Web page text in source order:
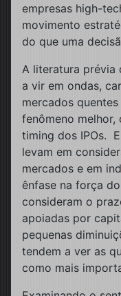
empresas high-
movimento
do que uma
A literatura prévia
a vir em ondas,
mercados
fenômeno melhor,
timing dos IPOs.
levam em
mercados e em
ênfase na força
consideram o
apoiadas por
pequenas
tendem a ver as
como mais